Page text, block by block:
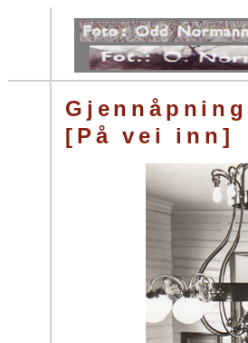
[På vei inn]